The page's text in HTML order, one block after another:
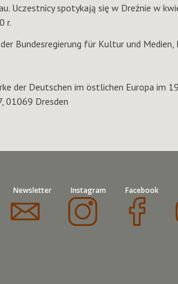
Uczestnicy spotykają się w Dreźnie w
r.
Bundesregierung für Kultur und Medien,
der Deutschen im östlichen Europa im
01069 Dresden
Newsletter Instagram Facebook